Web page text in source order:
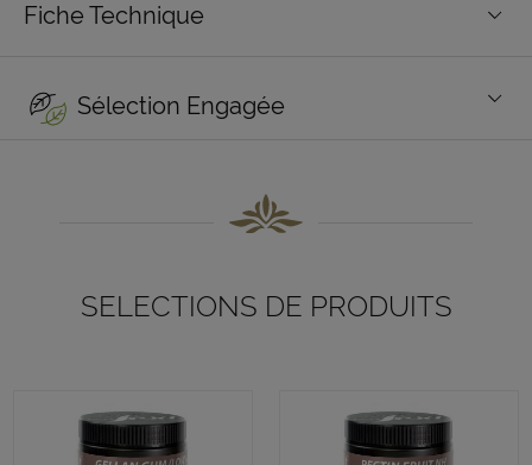
Fiche Technique
Sélection Engagée
SELECTIONS DE PRODUITS